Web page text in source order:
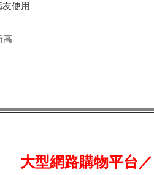
使用
高
大型網路購物平台